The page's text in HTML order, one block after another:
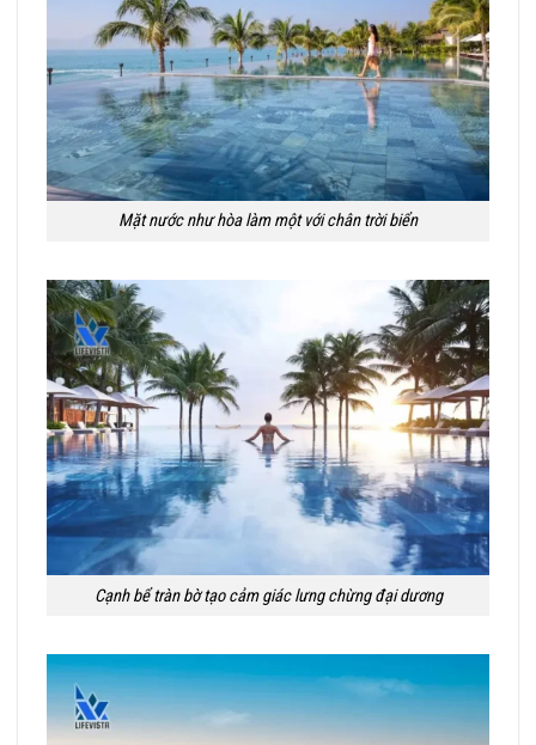
Mặt nước như hòa làm một với chân trời biển
Cạnh bể tràn bờ tạo cảm giác lưng chừng đại dương